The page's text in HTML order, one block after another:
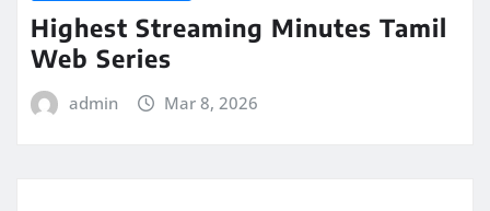
Highest Streaming Minutes Tamil
Web Series
admin Mar 8, 2026